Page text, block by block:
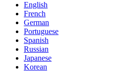
English
French
German
Portuguese
Spanish
Russian
Japanese
Korean